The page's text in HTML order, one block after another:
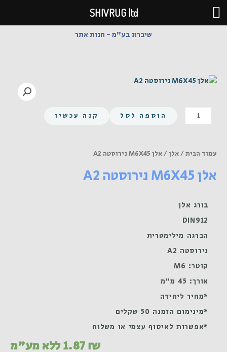
דילוג
לתוכן
שיברוג בע"מ - חנות אתר
כמות
של
A2
הוספה לסל קנה עכשיו
עמוד הבית/אלן/ אלן M6X45 נירוסטה A2
אלן M6X45 נירוסטה A2
בורג אלן
DIN912
הברגה מילימטרית
נירוסטה A2
קוטר: M6
אורך: 45 מ"מ
*מחיר ליחידה
*מינימום הזמנה 50 שקלים
*אפשרות לאיסוף עצמי או משלוח
1.87₪ ללא מע"מ
SHIVRUG ltd